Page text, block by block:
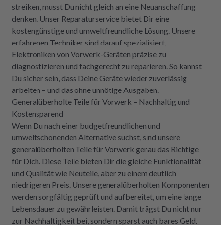
streiken, musst Du nicht gleich an eine Neuanschaffung
denken. Unser Reparaturservice bietet Dir eine
kostengünstige und umweltfreundliche Lösung. Unsere
erfahrenen Techniker sind darauf spezialisiert,
Elektroniken von Vorwerk-Geräten präzise zu
diagnostizieren und fachgerecht zu reparieren. So kannst
Du sicher sein, dass Deine Geräte wieder zuverlässig
arbeiten – und das ohne unnötige Ausgaben.
Generalüberholte Teile für Vorwerk – Nachhaltig und
Kostensparend
Wenn Du nach einer budgetfreundlichen und
umweltschonenden Alternative suchst, sind unsere
generalüberholten Teile für Vorwerk genau das Richtige
für Dich. Diese Teile bieten Dir die gleiche Funktionalität
und Qualität wie Neuteile, aber zu einem deutlich
niedrigeren Preis. Unsere generalüberholten Komponenten
werden sorgfältig geprüft und aufbereitet, um eine lange
Lebensdauer zu gewährleisten. Damit trägst Du nicht nur
zur Nachhaltigkeit bei, sondern sparst auch bares Geld.